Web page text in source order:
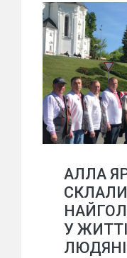
АЛЛА
СКЛАЛИ
У